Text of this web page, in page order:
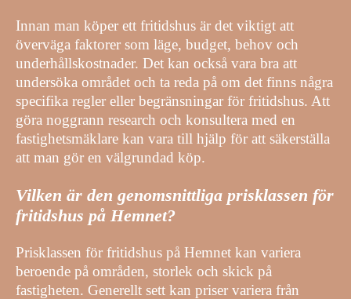
Innan man köper ett fritidshus är det viktigt att
överväga faktorer som läge, budget, behov och
underhållskostnader. Det kan också vara bra att
undersöka området och ta reda på om det finns några
specifika regler eller begränsningar för fritidshus. Att
göra noggrann research och konsultera med en
fastighetsmäklare kan vara till hjälp för att säkerställa
att man gör en välgrundad köp.
Vilken är den genomsnittliga prisklassen för
fritidshus på Hemnet?
Prisklassen för fritidshus på Hemnet kan variera
beroende på områden, storlek och skick på
fastigheten. Generellt sett kan priser variera från